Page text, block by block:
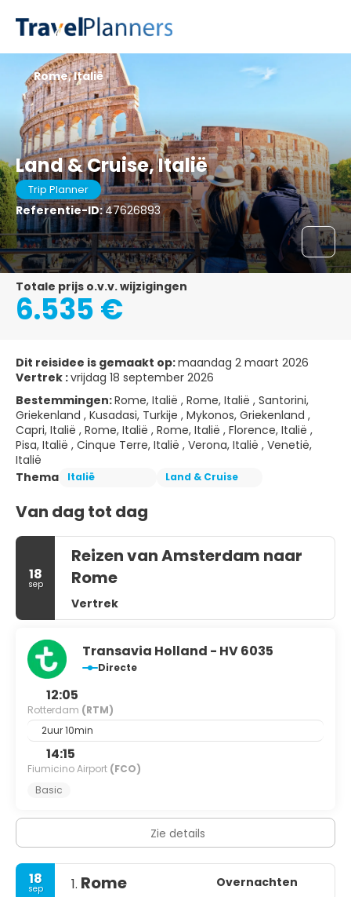
Land & Cruise, Italië
Trip Planner
Referentie-ID:47626893
Rome, Italië
Totale prijs o.v.v. wijzigingen
6.535 €
Dit reisidee is gemaakt op:maandag 2 maart 2026
Vertrek :vrijdag 18 september 2026
Bestemmingen:Rome, Italië , Rome, Italië , Santorini,
Griekenland , Kusadasi, Turkije , Mykonos, Griekenland ,
Capri, Italië , Rome, Italië , Rome, Italië , Florence, Italië ,
Pisa, Italië , Cinque Terre, Italië , Verona, Italië , Venetië,
Italië
Thema
Italië Land & Cruise
Van dag tot dag
18
sep
Reizen van Amsterdam naar
Rome
Vertrek
Transavia Holland - HV 6035
Directe
12:05
Rotterdam (RTM)
2uur 10min
14:15
Fiumicino Airport (FCO)
Basic
Zie details
18
sep 1. Rome Overnachten